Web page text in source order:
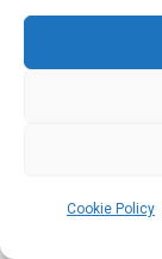
Cookie Policy